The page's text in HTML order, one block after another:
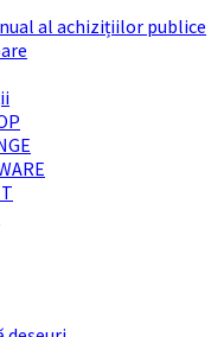
al achizițiilor publice